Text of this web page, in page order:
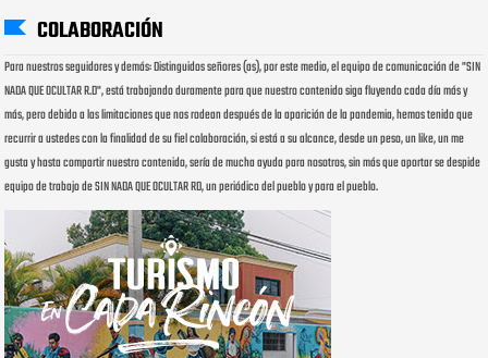
COLABORACIÓN
Para nuestros seguidores y demás: Distinguidos señores (as), por este medio, el equipo de comunicación de "SIN
NADA QUE OCULTAR R.D", está trabajando duramente para que nuestro contenido siga fluyendo cada día más y
más, pero debido a las limitaciones que nos rodean después de la aparición de la pandemia, hemos tenido que
recurrir a ustedes con la finalidad de su fiel colaboración, si está a su alcance, desde un peso, un like, un me
gusta y hasta compartir nuestro contenido, sería de mucha ayuda para nosotros, sin más que aportar se despide
equipo de trabajo de SIN NADA QUE OCULTAR RD, un periódico del pueblo y para el pueblo.